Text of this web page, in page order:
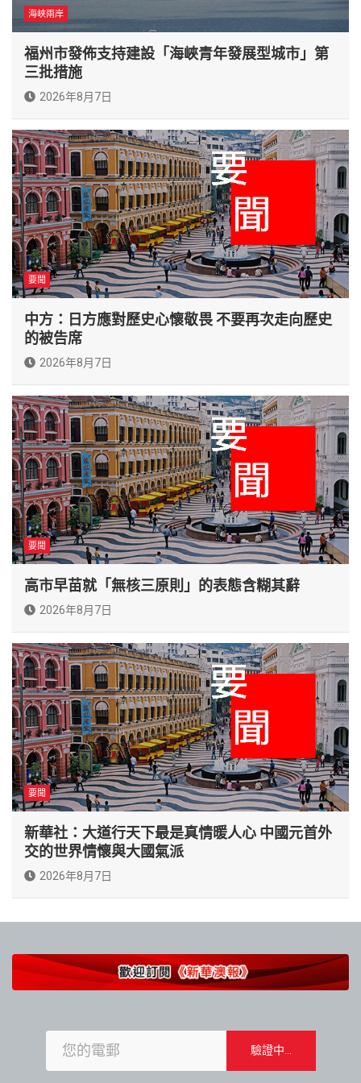
海峽兩岸
福州市發佈支持建設「海峽青年發展型城市」第
三批措施
2026年8月7日
要聞
中方：日方應對歷史心懷敬畏 不要再次走向歷史
的被告席
2026年8月7日
要聞
高市早苗就「無核三原則」的表態含糊其辭
2026年8月7日
要聞
新華社：大道行天下最是真情暖人心 中國元首外
交的世界情懷與大國氣派
2026年8月7日